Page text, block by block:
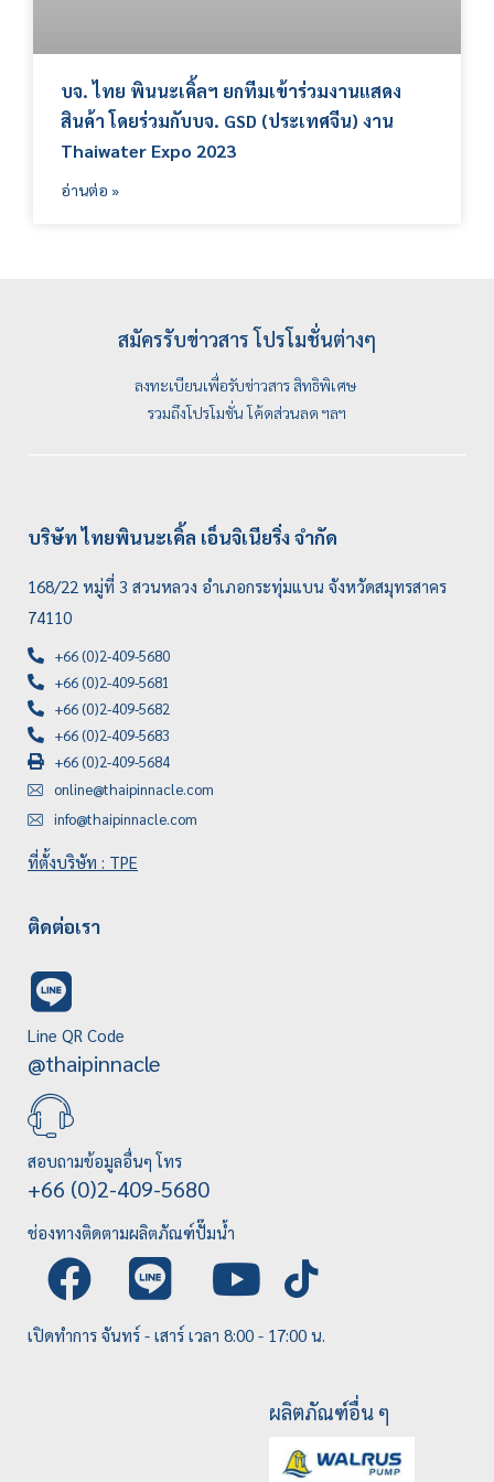
บจ. ไทย พินนะเคิ้ลฯ ยกทีมเข้าร่วมงานแสดง
สินค้า โดยร่วมกับบจ. GSD (ประเทศจีน) งาน
Thaiwater Expo 2023
อ่านต่อ »
สมัครรับข่าวสาร โปรโมชั่นต่างๆ
ลงทะเบียนเพื่อรับข่าวสาร สิทธิพิเศษ
รวมถึงโปรโมชั่น โค้ดส่วนลด ฯลฯ
บริษัท ไทยพินนะเคิ้ล เอ็นจิเนียริ่ง จำกัด
168/22 หมู่ที่ 3 สวนหลวง อำเภอกระทุ่มแบน จังหวัดสมุทรสาคร
74110
+66 (0)2-409-5680
+66 (0)2-409-5681
+66 (0)2-409-5682
+66 (0)2-409-5683
+66 (0)2-409-5684
online@thaipinnacle.com
info@thaipinnacle.com
ที่ตั้งบริษัท : TPE
ติดต่อเรา
Line QR Code
@thaipinnacle
สอบถามข้อมูลอื่นๆ โทร
+66 (0)2-409-5680
ช่องทางติดตามผลิตภัณฑ์ปั๊มน้ำ
เปิดทำการ จันทร์ - เสาร์ เวลา 8:00 - 17:00 น.
ผลิตภัณฑ์อื่น ๆ